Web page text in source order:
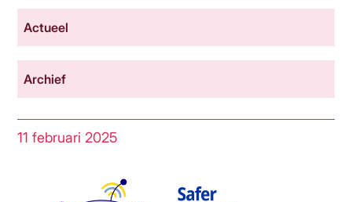
Actueel
Archief
11 februari 2025